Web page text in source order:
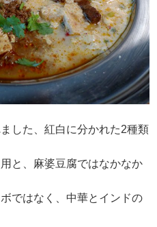
した、紅白に分かれた2種類
と、麻婆豆腐ではなかなか
ではなく、中華とインドの